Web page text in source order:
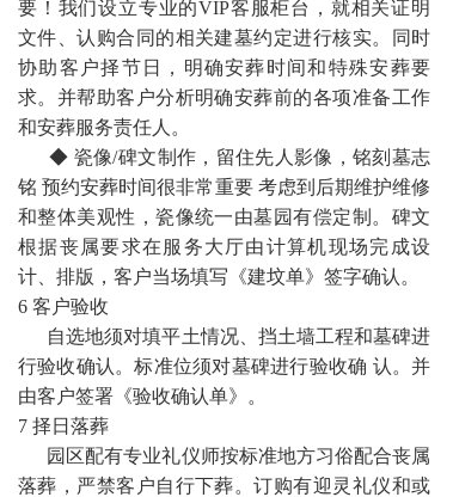
要！我们设立专业的VIP客服柜台，就相关证明
文件、认购合同的相关建墓约定进行核实。同时
协助客户择节日，明确安葬时间和特殊安葬要
求。并帮助客户分析明确安葬前的各项准备工作
和安葬服务责任人。
◆ 瓷像/碑文制作，留住先人影像，铭刻墓志
铭 预约安葬时间很非常重要 考虑到后期维护维修
和整体美观性，瓷像统一由墓园有偿定制。碑文
根据丧属要求在服务大厅由计算机现场完成设
计、排版，客户当场填写《建坟单》签字确认。
6 客户验收
自选地须对填平土情况、挡土墙工程和墓碑进
行验收确认。标准位须对墓碑进行验收确 认。并
由客户签署《验收确认单》。
7 择日落葬
园区配有专业礼仪师按标准地方习俗配合丧属
落葬，严禁客户自行下葬。订购有迎灵礼仪和或